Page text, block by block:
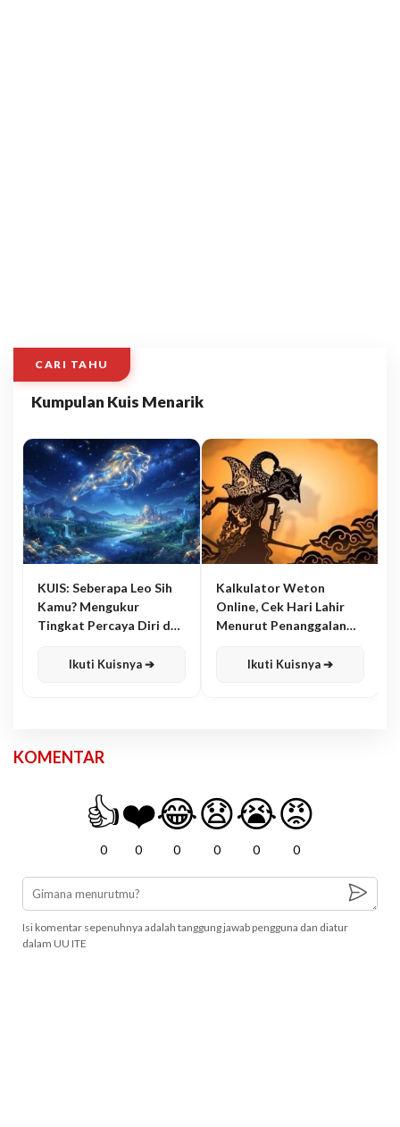
CARI TAHU
Kumpulan Kuis Menarik
KUIS: Seberapa Leo Sih
Kamu? Mengukur
Tingkat Percaya Diri dan
Ikuti Kuisnya ➔
Kalkulator Weton
Online, Cek Hari Lahir
Menurut Penanggalan
Ikuti Kuisnya ➔
KOMENTAR
👍
0
❤️
0
😂
0
😧
0
😭
0
😡
0
Isi komentar sepenuhnya adalah tanggung jawab pengguna dan diatur
dalam UU ITE